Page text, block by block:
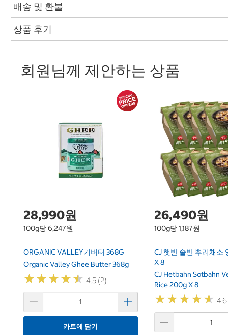
배송 및 환불
상품 후기
회원님께 제안하는 상품
28,990원
100g당 6,247원
ORGANIC VALLEY기버터 368G
Organic Valley Ghee Butter 368g
★★★★★
★★★★★ 4.5 (2)
카트에 담기
26,490원
100g당 1,187원
CJ 햇반 솥반 뿌리채소
X 8
CJ Hetbahn Sotbahn
Rice 200g X 8
★★★★★
★★★★★